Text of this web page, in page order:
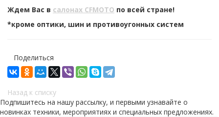
Ждем Вас в салонах CFMOTO по всей стране!
*кроме оптики, шин и противоугонных систем
Поделиться
Назад к списку
Подпишитесь на нашу рассылку, и первыми узнавайте о
новинках техники, мероприятиях и специальных предложениях.